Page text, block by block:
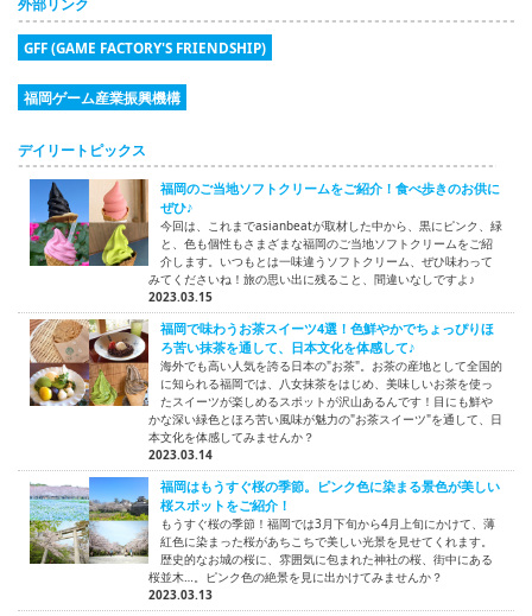
外部リンク
GFF (GAME FACTORY'S FRIENDSHIP)
福岡ゲーム産業振興機構
デイリートピックス
福岡のご当地ソフトクリームをご紹介！食べ歩きのお供に
ぜひ♪
今回は、これまでasianbeatが取材した中から、黒にピンク、緑
と、色も個性もさまざまな福岡のご当地ソフトクリームをご紹
介します。いつもとは一味違うソフトクリーム、ぜひ味わって
みてくださいね！旅の思い出に残ること、間違いなしですよ♪
2023.03.15
福岡で味わうお茶スイーツ4選！色鮮やかでちょっぴりほ
ろ苦い抹茶を通して、日本文化を体感して♪
海外でも高い人気を誇る日本の"お茶"。お茶の産地として全国的
に知られる福岡では、八女抹茶をはじめ、美味しいお茶を使っ
たスイーツが楽しめるスポットが沢山あるんです！目にも鮮や
かな深い緑色とほろ苦い風味が魅力の"お茶スイーツ"を通して、日
本文化を体感してみませんか？
2023.03.14
福岡はもうすぐ桜の季節。ピンク色に染まる景色が美しい
桜スポットをご紹介！
もうすぐ桜の季節！福岡では3月下旬から4月上旬にかけて、薄
紅色に染まった桜があちこちで美しい光景を見せてくれます。
歴史的なお城の桜に、雰囲気に包まれた神社の桜、街中にある
桜並木…。ピンク色の絶景を見に出かけてみませんか？
2023.03.13